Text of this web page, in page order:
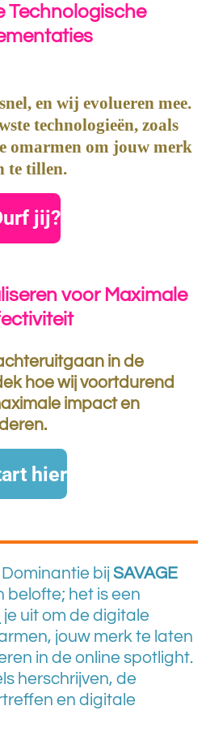
Technologische
en wij evolueren mee.
technologieën, zoals
omarmen om jouw merk
te tillen.
jij?
voor Maximale
in de
hoe wij voortdurend
impact en
hier
bij SAVAGE
belofte; het is een
je uit om de digitale
jouw merk te laten
in de online spotlight.
herschrijven, de
en digitale